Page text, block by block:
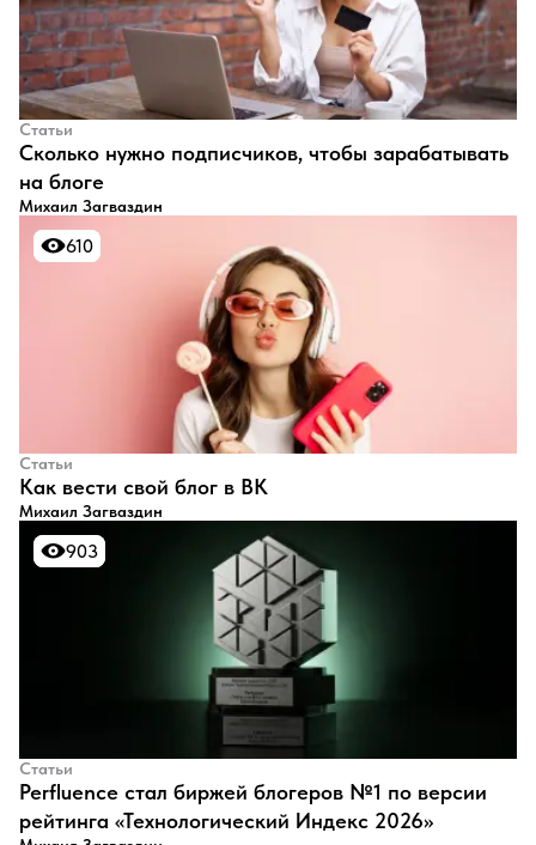
Статьи
​Сколько нужно подписчиков, чтобы зарабатывать
на блоге
Михаил Загваздин
610
610
Статьи
​Как вести свой блог в ВК
Михаил Загваздин
903
903
Статьи
Perfluence стал биржей блогеров №1 по версии
рейтинга «Технологический Индекс 2026»